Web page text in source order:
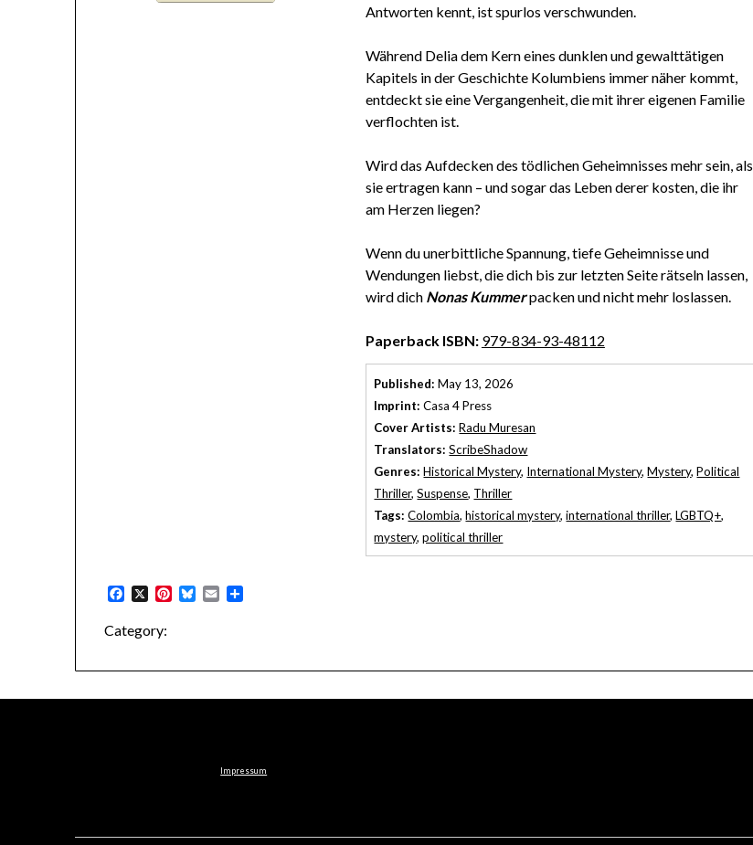
Antworten kennt, ist spurlos verschwunden.
Während Delia dem Kern eines dunklen und gewalttätigen
Kapitels in der Geschichte Kolumbiens immer näher kommt,
entdeckt sie eine Vergangenheit, die mit ihrer eigenen Familie
verflochten ist.
Wird das Aufdecken des tödlichen Geheimnisses mehr sein, als
sie ertragen kann – und sogar das Leben derer kosten, die ihr
am Herzen liegen?
Wenn du unerbittliche Spannung, tiefe Geheimnisse und
Wendungen liebst, die dich bis zur letzten Seite rätseln lassen,
wird dich Nonas Kummerpacken und nicht mehr loslassen.
Paperback ISBN: 979-834-93-48112
Published: May 13, 2026
Imprint: Casa 4 Press
Cover Artists: Radu Muresan
Translators: ScribeShadow
Genres: Historical Mystery, International Mystery,Mystery,Political
Thriller,Suspense, Thriller
Tags: Colombia,historical mystery,international thriller,LGBTQ+,
mystery,political thriller
Facebook
X PinterestBluesky
Email
Category:
Impressum